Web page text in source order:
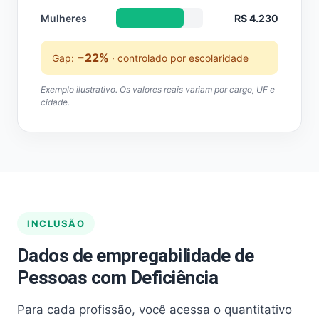
Mulheres R$ 4.230
Gap: −22% · controlado por escolaridade
Exemplo ilustrativo. Os valores reais variam por cargo, UF e
cidade.
INCLUSÃO
Dados de empregabilidade de
Pessoas com Deficiência
Para cada profissão, você acessa o quantitativo